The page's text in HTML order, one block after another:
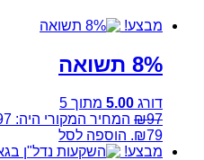
מבצע!
8% תשואה
דורג 5.00 מתוך 5
₪97 המחיר המקורי היה: ₪97.
₪79. הוספה לסל
מבצע!